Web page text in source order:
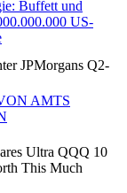
Buffett und
US-
JPMorgans Q2-
AMTS
Ultra QQQ 10
This Much